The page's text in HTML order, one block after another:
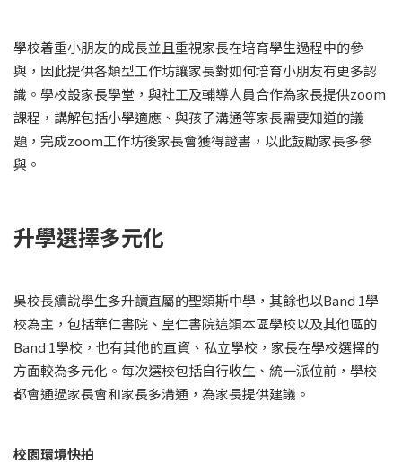
學校着重小朋友的成長並且重視家長在培育學生過程中的參
與，因此提供各類型工作坊讓家長對如何培育小朋友有更多認
識。學校設家長學堂，與社工及輔導人員合作為家長提供zoom
課程，講解包括小學適應、與孩子溝通等家長需要知道的議
題，完成zoom工作坊後家長會獲得證書，以此鼓勵家長多參
與。
升學選擇多元化
吳校長續說學生多升讀直屬的聖類斯中學，其餘也以Band 1學
校為主，包括華仁書院、皇仁書院這類本區學校以及其他區的
Band 1學校，也有其他的直資、私立學校，家長在學校選擇的
方面較為多元化。每次選校包括自行收生、統一派位前，學校
都會通過家長會和家長多溝通，為家長提供建議。
校園環境快拍